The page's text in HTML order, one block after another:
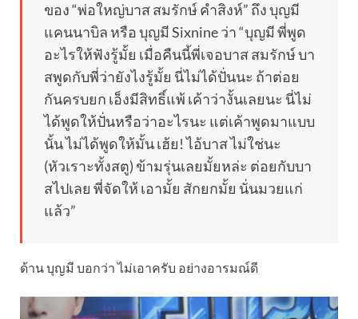
ของ “พ่อใหญ่บาส สมรักษ์ คำสิงห์” ถึง บุญมี
แคนนาบิล หรือ บุญมี Sixnine ว่า “บุญมี พี่พูด
อะไรให้ฟังรู้มั้ย เมื่อคืนนี้พี่เจอบาส สมรักษ์ บา
สพูดกับพี่ว่ายังไงรู้มั้ย นี่ไม่ได้ปั่นนะ ถ้าต่อย
กันครบยก เอ็งมีสิทธิ์แพ้ เค้าว่างั้นเลยนะ นี่ไม่
ได้พูดให้ปั่นหรือว่าอะไรนะ แต่เค้าพูดมาแบบ
นั้น ไม่ได้พูดให้มั้น เฮ้ย! ไอ้บาส ไม่ใช่นะ
(หัวเราะทั้งสตู) ข้ามรุ่นเลยมั้ยหล่ะ ต่อยกับบา
สไปเลย พี่จัดให้ เอามั้ย สักยกมั้ย นั่นมวยแก่
แล้ว”
ด้าน บุญมี บอกว่า ไม่เอาครับ อย่างอารมณ์ดี